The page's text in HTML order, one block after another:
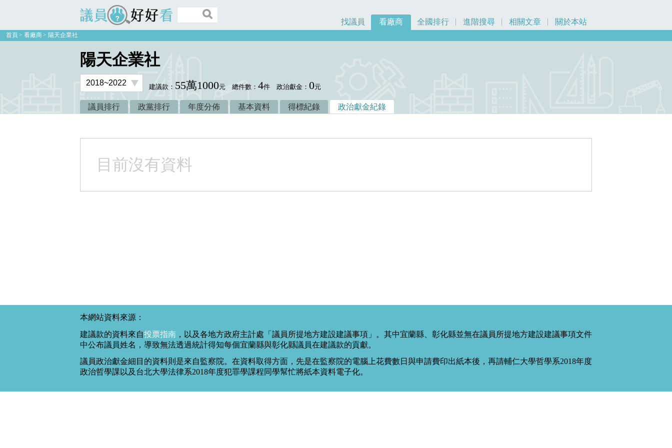
議員好好看
找議員 看廠商 全國排行 進階搜尋 相關文章 關於本站
首頁 看廠商 陽天企業社
陽天企業社
建議款： 55萬1000元 總件數：4件 政治獻金：0元
議員排行 政黨排行 年度分佈 基本資料 得標紀錄 政治獻金紀錄
目前沒有資料
本網站資料來源：
建議款的資料來自投票指南 ，以及各地方政府主計處「議員所提地方建設建議事項」。其中宜蘭縣、彰化縣並無在議員所提地方建設建議事項文件
中公布議員姓名，導致無法透過統計得知每個宜蘭縣與彰化縣議員在建議款的貢獻。
議員政治獻金細目的資料則是來自監察院。在資料取得方面，先是在監察院的電腦上花費數日與申請費印出紙本後，再請輔仁大學哲學系2018年度
政治哲學課以及台北大學法律系2018年度犯罪學課程同學幫忙將紙本資料電子化。